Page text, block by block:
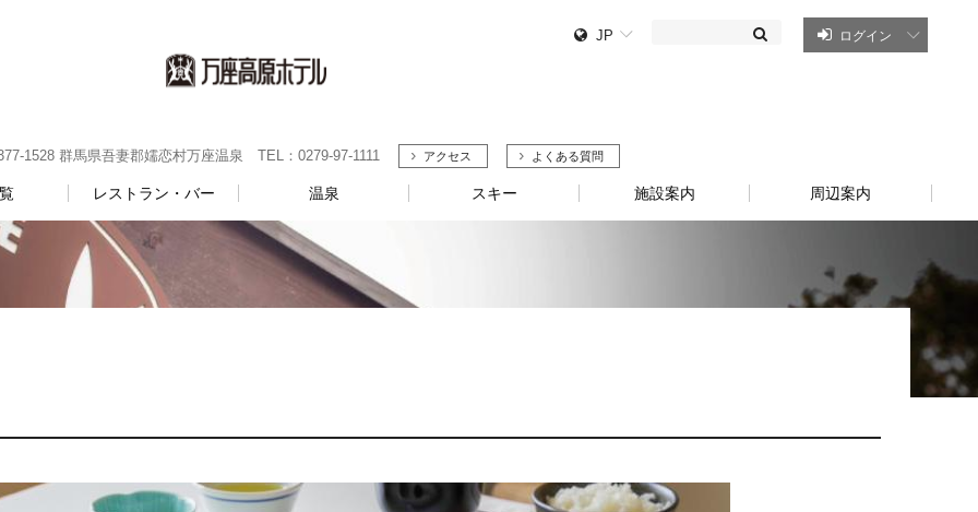
JP ログイン
1528 群馬県吾妻郡嬬恋村万座温泉 TEL：0279-97-1111 アクセス よくある質問
レストラン・バー 温泉 スキー 施設案内 周辺案内